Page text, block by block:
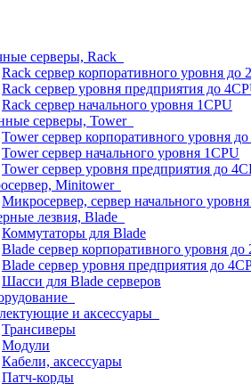
серверы, Rack
Rack сервер корпоративного уровня до
Rack сервер уровня предприятия до
Rack сервер начального уровня 1CPU
серверы, Tower
Tower сервер корпоративного уровня
Tower сервер начального уровня 1CPU
Tower сервер уровня предприятия до
Minitower
Микросервер, сервер начального
лезвия, Blade
Коммутаторы для Blade
Blade сервер корпоративного уровня до
Blade сервер уровня предприятия до
Шасси для Blade серверов
и аксессуары
Трансиверы
Модули
Кабели, аксессуары
Патч-корды